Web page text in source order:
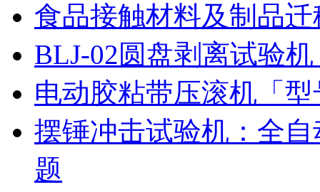
食品接触材料及制品
BLJ-02圆盘剥离试验
电动胶粘带压滚机「
摆锤冲击试验机：全
题